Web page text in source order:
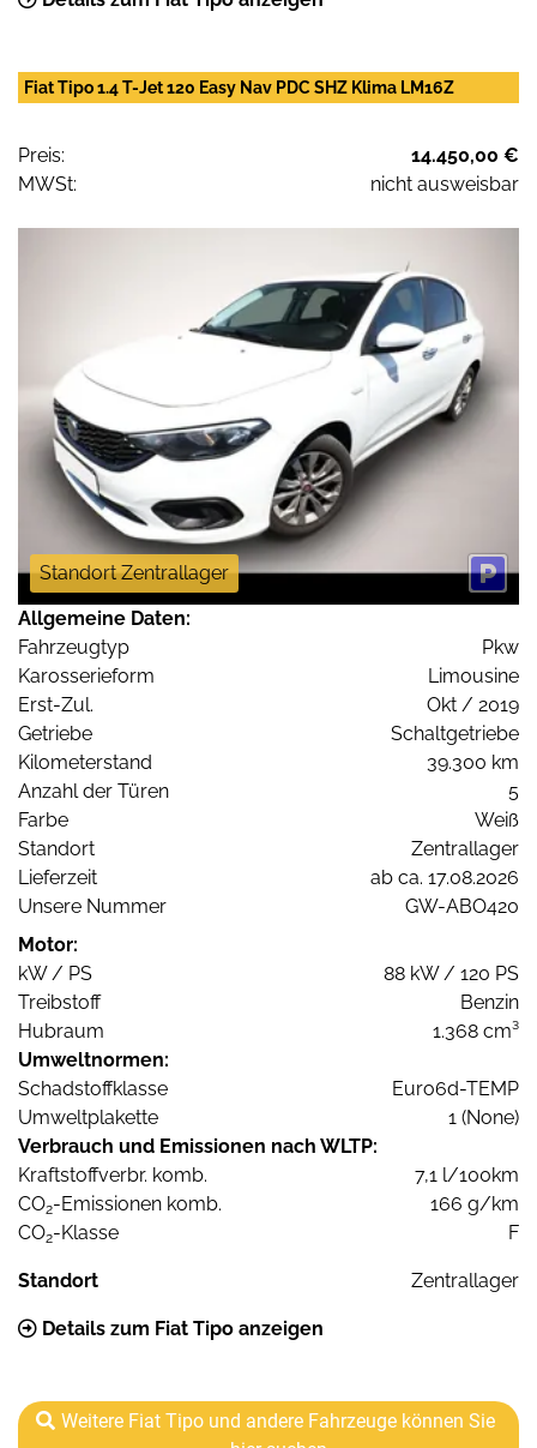
Fiat Tipo 1.4 T-Jet 120 Easy Nav PDC SHZ Klima LM16Z
Preis:
14.450,00 €
MWSt:
nicht ausweisbar
Standort Zentrallager
Allgemeine Daten:
Fahrzeugtyp
Pkw
Karosserieform
Limousine
Erst-Zul.
Okt / 2019
Getriebe
Schaltgetriebe
Kilometerstand
39.300 km
Anzahl der Türen
5
Farbe
Weiß
Standort
Zentrallager
Lieferzeit
ab ca. 17.08.2026
Unsere Nummer
GW-ABO420
Motor:
kW / PS
88 kW / 120 PS
Treibstoff
Benzin
Hubraum
1.368 cm³
Umweltnormen:
Schadstoffklasse
Euro6d-TEMP
Umweltplakette
1 (None)
Verbrauch und Emissionen nach WLTP:
Kraftstoffverbr. komb.
7,1 l/100km
CO2-Emissionen komb.
166 g/km
CO2-Klasse F
Standort Zentrallager
Details zum Fiat Tipo anzeigen
Weitere Fiat Tipo und andere Fahrzeuge können Sie